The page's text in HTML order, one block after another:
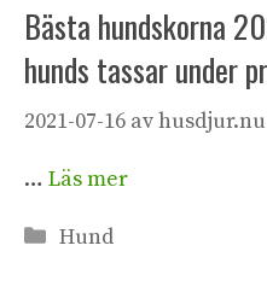
Bästa hundskorna
hunds tassar under
2021-07-16 avhusdjur.nu
… Läs mer
Kategorier
Hund